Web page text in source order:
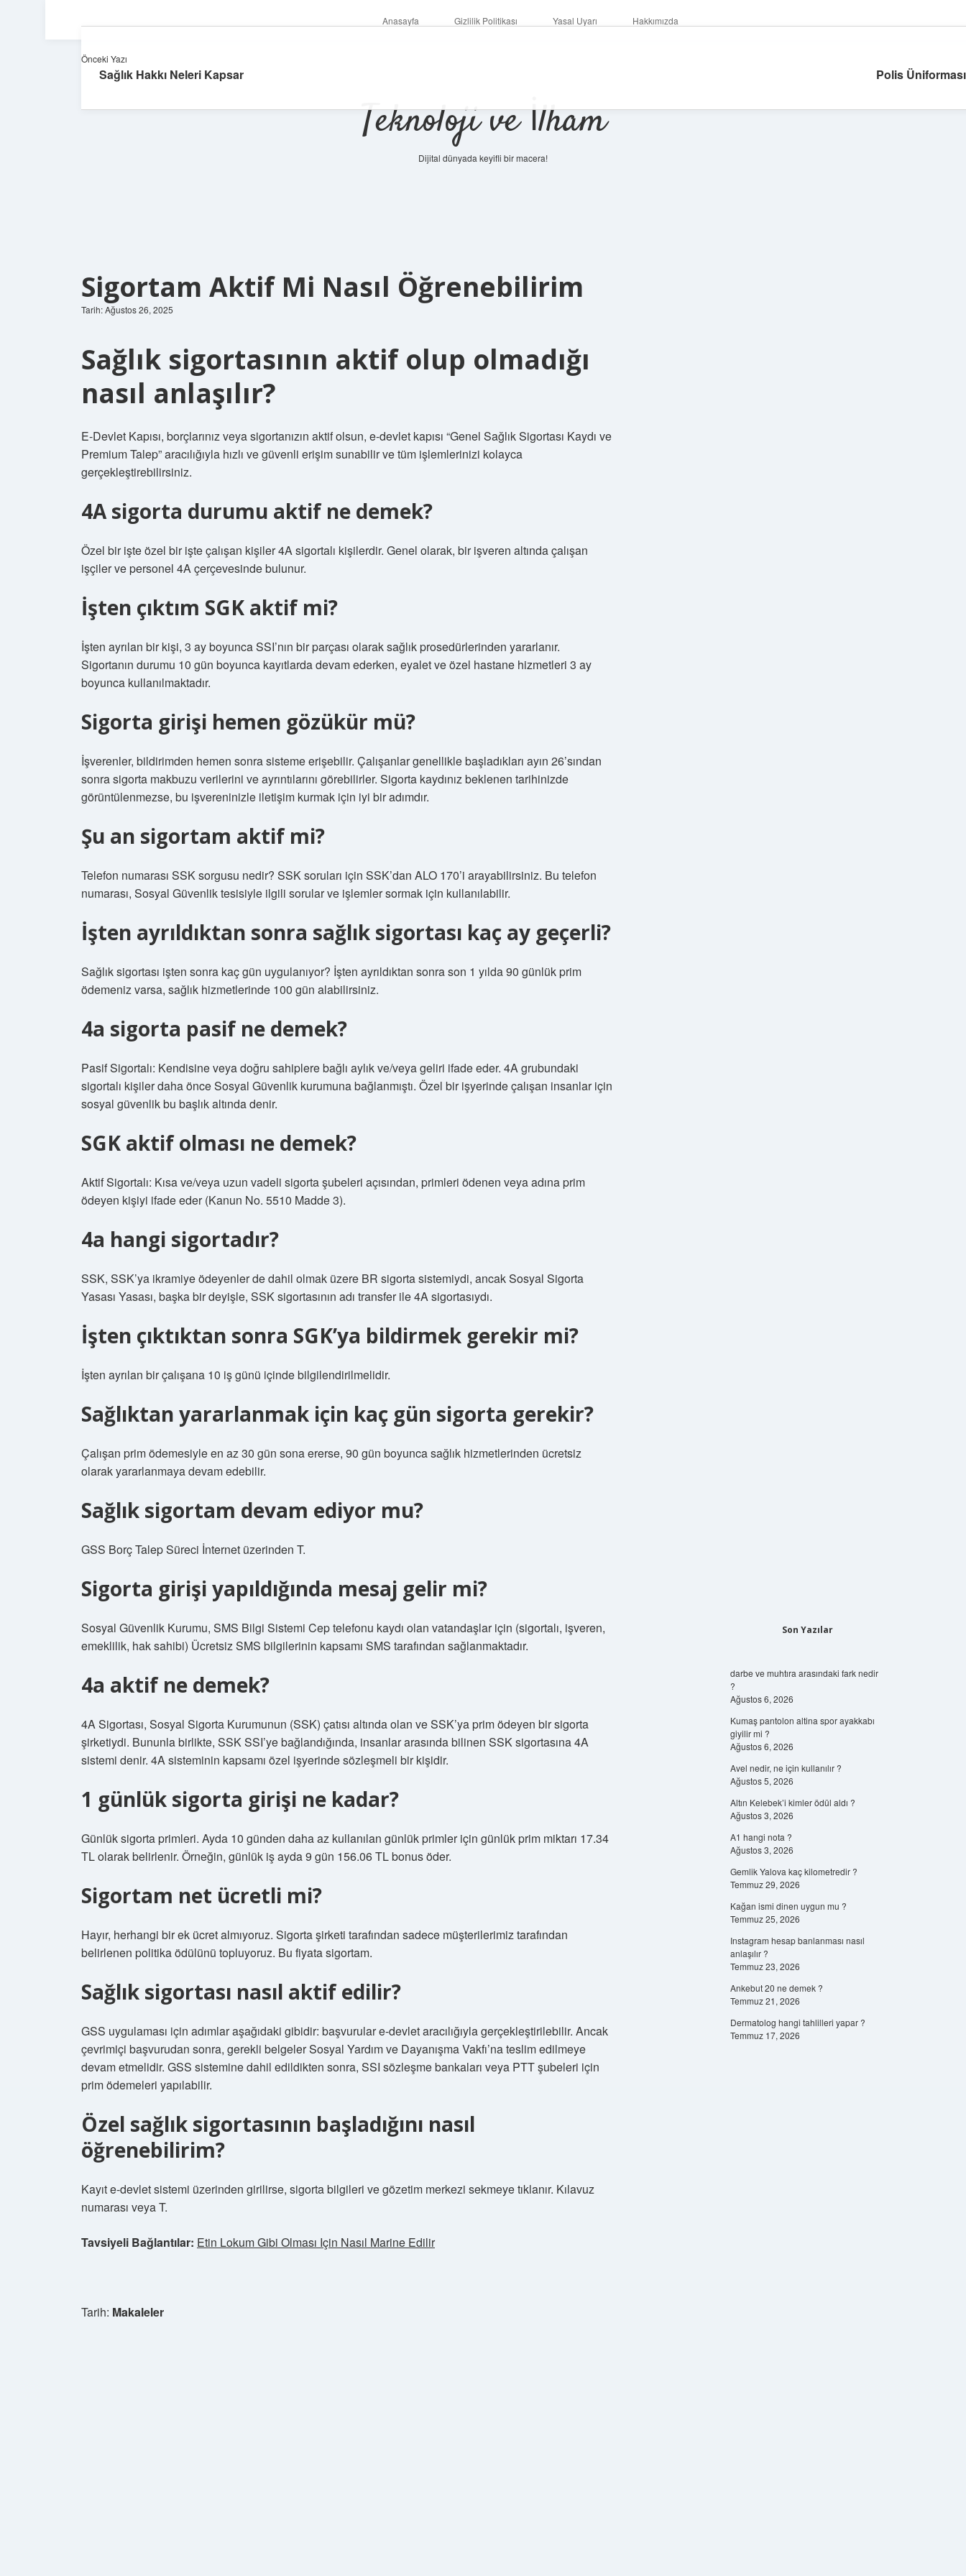
Anasayfa Gizlilik Politikası Yasal Uyarı Hakkımızda
Teknoloji ve İlham
Dijital dünyada keyifli bir macera!
Sigortam Aktif Mi Nasıl Öğrenebilirim
Tarih: Ağustos 26, 2025
Sağlık sigortasının aktif olup olmadığı
nasıl anlaşılır?
E-Devlet Kapısı, borçlarınız veya sigortanızın aktif olsun, e-devlet kapısı “Genel Sağlık Sigortası Kaydı ve
Premium Talep” aracılığıyla hızlı ve güvenli erişim sunabilir ve tüm işlemlerinizi kolayca
gerçekleştirebilirsiniz.
4A sigorta durumu aktif ne demek?
Özel bir işte özel bir işte çalışan kişiler 4A sigortalı kişilerdir. Genel olarak, bir işveren altında çalışan
işçiler ve personel 4A çerçevesinde bulunur.
İşten çıktım SGK aktif mi?
İşten ayrılan bir kişi, 3 ay boyunca SSI’nın bir parçası olarak sağlık prosedürlerinden yararlanır.
Sigortanın durumu 10 gün boyunca kayıtlarda devam ederken, eyalet ve özel hastane hizmetleri 3 ay
boyunca kullanılmaktadır.
Sigorta girişi hemen gözükür mü?
İşverenler, bildirimden hemen sonra sisteme erişebilir. Çalışanlar genellikle başladıkları ayın 26’sından
sonra sigorta makbuzu verilerini ve ayrıntılarını görebilirler. Sigorta kaydınız beklenen tarihinizde
görüntülenmezse, bu işvereninizle iletişim kurmak için iyi bir adımdır.
Şu an sigortam aktif mi?
Telefon numarası SSK sorgusu nedir? SSK soruları için SSK’dan ALO 170’i arayabilirsiniz. Bu telefon
numarası, Sosyal Güvenlik tesisiyle ilgili sorular ve işlemler sormak için kullanılabilir.
İşten ayrıldıktan sonra sağlık sigortası kaç ay geçerli?
Sağlık sigortası işten sonra kaç gün uygulanıyor? İşten ayrıldıktan sonra son 1 yılda 90 günlük prim
ödemeniz varsa, sağlık hizmetlerinde 100 gün alabilirsiniz.
4a sigorta pasif ne demek?
Pasif Sigortalı: Kendisine veya doğru sahiplere bağlı aylık ve/veya geliri ifade eder. 4A grubundaki
sigortalı kişiler daha önce Sosyal Güvenlik kurumuna bağlanmıştı. Özel bir işyerinde çalışan insanlar için
sosyal güvenlik bu başlık altında denir.
SGK aktif olması ne demek?
Aktif Sigortalı: Kısa ve/veya uzun vadeli sigorta şubeleri açısından, primleri ödenen veya adına prim
ödeyen kişiyi ifade eder (Kanun No. 5510 Madde 3).
4a hangi sigortadır?
SSK, SSK’ya ikramiye ödeyenler de dahil olmak üzere BR sigorta sistemiydi, ancak Sosyal Sigorta
Yasası Yasası, başka bir deyişle, SSK sigortasının adı transfer ile 4A sigortasıydı.
İşten çıktıktan sonra SGK’ya bildirmek gerekir mi?
İşten ayrılan bir çalışana 10 iş günü içinde bilgilendirilmelidir.
Sağlıktan yararlanmak için kaç gün sigorta gerekir?
Çalışan prim ödemesiyle en az 30 gün sona ererse, 90 gün boyunca sağlık hizmetlerinden ücretsiz
olarak yararlanmaya devam edebilir.
Sağlık sigortam devam ediyor mu?
GSS Borç Talep Süreci İnternet üzerinden T.
Sigorta girişi yapıldığında mesaj gelir mi?
Sosyal Güvenlik Kurumu, SMS Bilgi Sistemi Cep telefonu kaydı olan vatandaşlar için (sigortalı, işveren,
emeklilik, hak sahibi) Ücretsiz SMS bilgilerinin kapsamı SMS tarafından sağlanmaktadır.
4a aktif ne demek?
4A Sigortası, Sosyal Sigorta Kurumunun (SSK) çatısı altında olan ve SSK’ya prim ödeyen bir sigorta
şirketiydi. Bununla birlikte, SSK SSI’ye bağlandığında, insanlar arasında bilinen SSK sigortasına 4A
sistemi denir. 4A sisteminin kapsamı özel işyerinde sözleşmeli bir kişidir.
1 günlük sigorta girişi ne kadar?
Günlük sigorta primleri. Ayda 10 günden daha az kullanılan günlük primler için günlük prim miktarı 17.34
TL olarak belirlenir. Örneğin, günlük iş ayda 9 gün 156.06 TL bonus öder.
Sigortam net ücretli mi?
Hayır, herhangi bir ek ücret almıyoruz. Sigorta şirketi tarafından sadece müşterilerimiz tarafından
belirlenen politika ödülünü topluyoruz. Bu fiyata sigortam.
Sağlık sigortası nasıl aktif edilir?
GSS uygulaması için adımlar aşağıdaki gibidir: başvurular e-devlet aracılığıyla gerçekleştirilebilir. Ancak
çevrimiçi başvurudan sonra, gerekli belgeler Sosyal Yardım ve Dayanışma Vakfı’na teslim edilmeye
devam etmelidir. GSS sistemine dahil edildikten sonra, SSI sözleşme bankaları veya PTT şubeleri için
prim ödemeleri yapılabilir.
Özel sağlık sigortasının başladığını nasıl
öğrenebilirim?
Kayıt e-devlet sistemi üzerinden girilirse, sigorta bilgileri ve gözetim merkezi sekmeye tıklanır. Kılavuz
numarası veya T.
Tavsiyeli Bağlantılar: Etin Lokum Gibi Olması Için Nasıl Marine Edilir
Tarih: Makaleler
Önceki Yazı
Sağlık Hakkı Neleri Kapsar Polis
Son Yazılar
darbe ve muhtıra arasındaki fark nedir
?
Ağustos 6, 2026
Kumaş pantolon altina spor ayakkabı
giyilir mi ?
Ağustos 6, 2026
Avel nedir, ne için kullanılır ?
Ağustos 5, 2026
Altın Kelebek’i kimler ödül aldı ?
Ağustos 3, 2026
A1 hangi nota ?
Ağustos 3, 2026
Gemlik Yalova kaç kilometredir ?
Temmuz 29, 2026
Kağan ismi dinen uygun mu ?
Temmuz 25, 2026
Instagram hesap banlanması nasıl
anlaşılır ?
Temmuz 23, 2026
Ankebut 20 ne demek ?
Temmuz 21, 2026
Dermatolog hangi tahlilleri yapar ?
Temmuz 17, 2026